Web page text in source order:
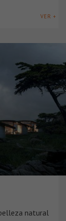
VER +
natural